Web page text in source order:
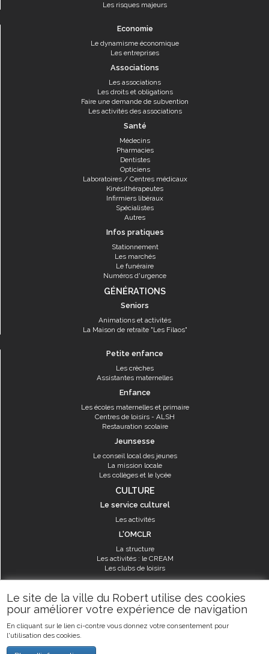
Le site de la ville du Robert utilise des cookies
pour améliorer votre expérience de navigation
En cliquant sur le lien ci-contre vous donnez votre consentement pour
l'utilisation des cookies.
Les risques majeurs
Economie
Le dynamisme économique
Les entreprises
Associations
Les associations
Les droits et obligations
Faire une demande de subvention
Les activités des associations
Santé
Médecins
Pharmacies
Dentistes
Opticiens
Laboratoires / Centres médicaux
Kinésithérapeutes
Infirmiers libéraux
Spécialistes
Autres
Infos pratiques
Stationnement
Les marchés
Le funéraire
Numéros d'urgence
GÉNÉRATIONS
Seniors
Animations et activités
La Maison de retraite "Les Filaos"
Petite enfance
Les crèches
Assistantes maternelles
Enfance
Les écoles maternelles et primaire
Centres de loisirs - ALSH
Restauration scolaire
Jeunsesse
Le conseil local des jeunes
La mission locale
Les collèges et le lycée
CULTURE
Le service culturel
Les activités
L'OMCLR
La structure
Les activités : le CREAM
Les clubs de loisirs
SPORT
Les équipements sportifs
Les aménagements municipaux
Les activités